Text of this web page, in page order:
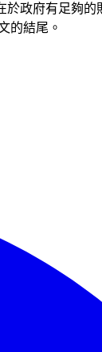
政府有足夠
的結尾。